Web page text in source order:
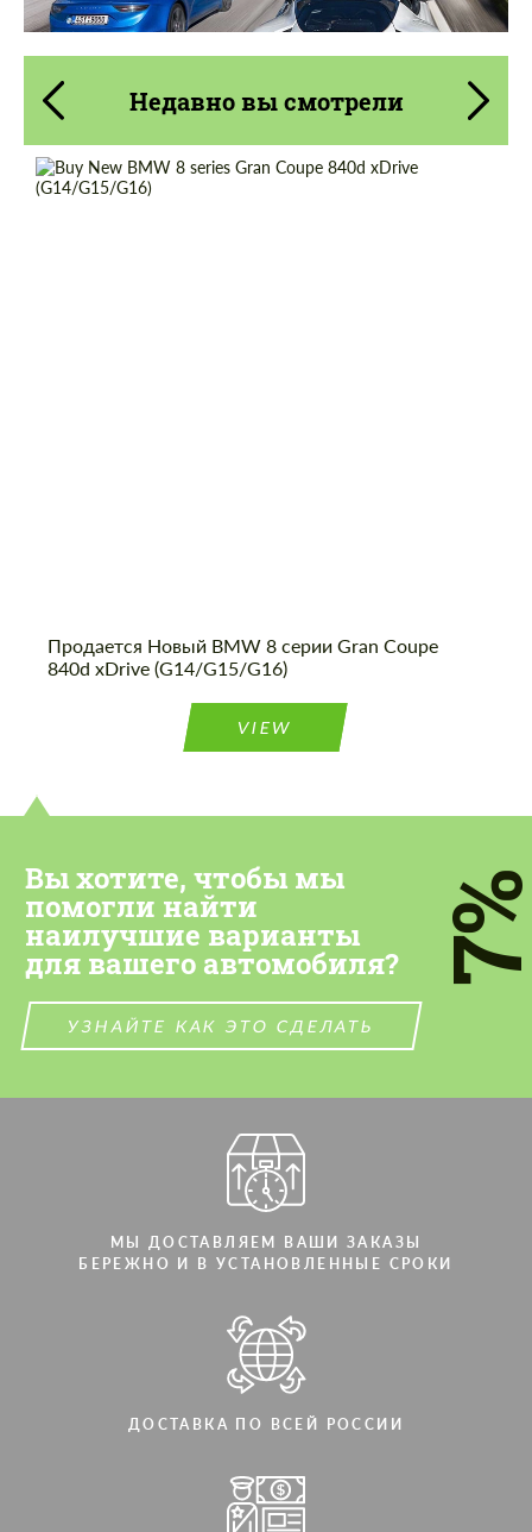
Недавно вы смотрели
Продается Новый BMW 8 серии Gran Coupe
840d xDrive (G14/G15/G16)
VIEW
Вы хотите, чтобы мы
помогли найти
наилучшие варианты
для вашего автомобиля?
УЗНАЙТЕ КАК ЭТО СДЕЛАТЬ
МЫ ДОСТАВЛЯЕМ ВАШИ ЗАКАЗЫ
БЕРЕЖНО И В УСТАНОВЛЕННЫЕ СРОКИ
ДОСТАВКА ПО ВСЕЙ РОССИИ
Cогласиться на обработку
персональных данных
Cогласиться на обработку
персональных данных